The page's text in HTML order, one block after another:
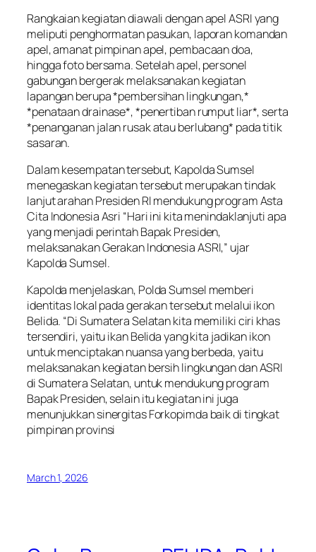
Rangkaian kegiatan diawali dengan apel ASRI yang
meliputi penghormatan pasukan, laporan komandan
apel, amanat pimpinan apel, pembacaan doa,
hingga foto bersama. Setelah apel, personel
gabungan bergerak melaksanakan kegiatan
lapangan berupa *pembersihan lingkungan,*
*penataan drainase*, *penertiban rumput liar*, serta
*penanganan jalan rusak atau berlubang* pada titik
sasaran.
Dalam kesempatan tersebut, Kapolda Sumsel
menegaskan kegiatan tersebut merupakan tindak
lanjut arahan Presiden RI mendukung program Asta
Cita Indonesia Asri “Hari ini kita menindaklanjuti apa
yang menjadi perintah Bapak Presiden,
melaksanakan Gerakan Indonesia ASRI,” ujar
Kapolda Sumsel.
Kapolda menjelaskan, Polda Sumsel memberi
identitas lokal pada gerakan tersebut melalui ikon
Belida. “Di Sumatera Selatan kita memiliki ciri khas
tersendiri, yaitu ikan Belida yang kita jadikan ikon
untuk menciptakan nuansa yang berbeda, yaitu
melaksanakan kegiatan bersih lingkungan dan ASRI
di Sumatera Selatan, untuk mendukung program
Bapak Presiden, selain itu kegiatan ini juga
menunjukkan sinergitas Forkopimda baik di tingkat
pimpinan provinsi
March 1, 2026